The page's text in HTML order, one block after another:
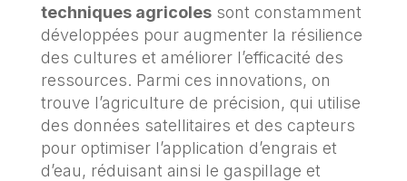
techniques agricolessont constamment
développées pour augmenter la résilience
des cultures et améliorer l’efficacité des
ressources. Parmi ces innovations, on
trouve l’agriculture de précision, qui utilise
des données satellitaires et des capteurs
pour optimiser l’application d’engrais et
d’eau, réduisant ainsi le gaspillage et